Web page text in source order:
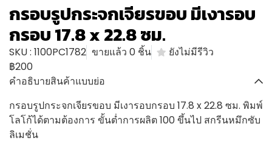
กรอบรูปกระจกเจียรขอบ มีเงารอบ
กรอบ 17.8 x 22.8 ซม.
SKU : 1100PC1782 ขายแล้ว 0 ชิ้น
ยังไม่มีรีวิว
฿200
คำอธิบายสินค้าแบบย่อ
กรอบรูปกระจกเจียรขอบ มีเงารอบกรอบ 17.8 x 22.8 ซม. พิมพ์
โลโก้ได้ตามต้องการ ขั้นต่ำการผลิต 100 ขึ้นไป สกรีนหมึกซับ
ลิเมชั่น